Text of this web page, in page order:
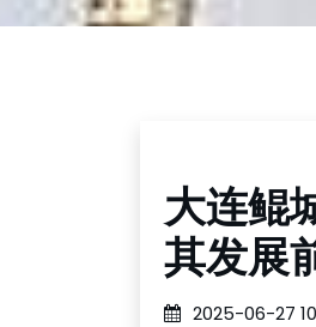
大连鲲
其发展
2025-06-27